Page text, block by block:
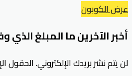
عرض الكوبون
أخبر الآخرين ما المبلغ الذي
لن يتم نشر بريدك الإلكتروني.الحقول